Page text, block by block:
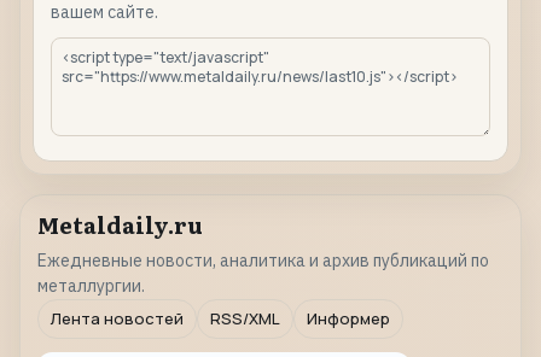
вашем сайте.
Metaldaily.ru
Ежедневные новости, аналитика и архив публикаций по
металлургии.
Лента новостей
RSS/XML Информер